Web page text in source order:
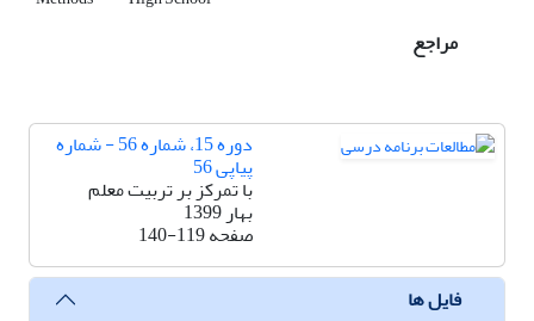
مراجع
دوره 15، شماره 56 - شماره
پیاپی 56
با تمرکز بر تربیت معلم
بهار 1399
صفحه140-119
فایل ها